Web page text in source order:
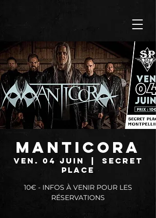
MANTICORA
ven. 04 juin
SECRET
PLACE
10€ - INFOS À VENIR POUR LES
RÉSERVATIONS